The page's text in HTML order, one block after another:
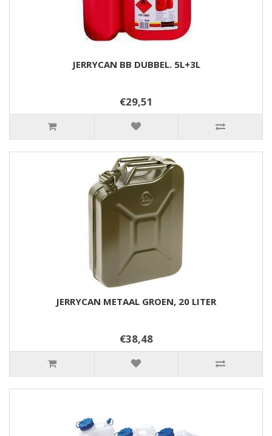
JERRYCAN BB DUBBEL. 5L+3L
€29,51
JERRYCAN METAAL GROEN, 20 LITER
€38,48